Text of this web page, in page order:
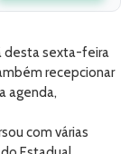
desta sexta-feira
recepcionar
agenda,
com várias